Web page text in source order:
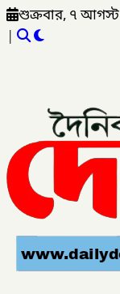
শুক্রবার, ৭
|